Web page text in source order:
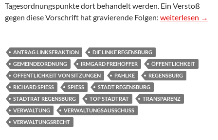
Tagesordnungspunkte dort behandelt werden. Ein Verstoß
gegen diese Vorschrift hat gravierende Folgen: Antrag:
weiterlesen →
ANTRAG LINKSFRAKTION
DIE LINKE REGENSBURG
GEMEINDEORDNUNG
IRMGARD FREIHOFFER
ÖFFENTLICHKEIT
ÖFFENTLICHKEIT VON SITZUNGEN
PAHLKE
REGENSBURG
RICHARD SPIESS
SPIESS
STADT REGENSBURG
STADTRAT REGENSBURG
TOP STADTRAT
TRANSPARENZ
VERWALTUNG
VERWALTUNGSAUSSCHUSS
VERWALTUNGSRECHT